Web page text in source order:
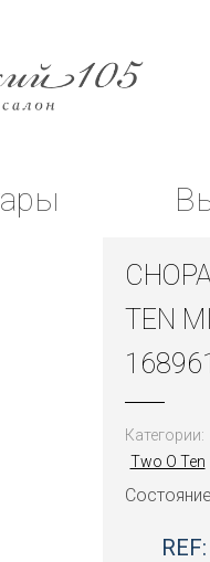
TEN
Категории:
Two O Ten